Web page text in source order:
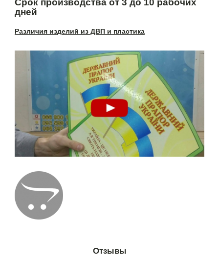
Срок производства от 3 до 10 рабочих
дней
Различия изделий из ДВП и пластика
Отзывы